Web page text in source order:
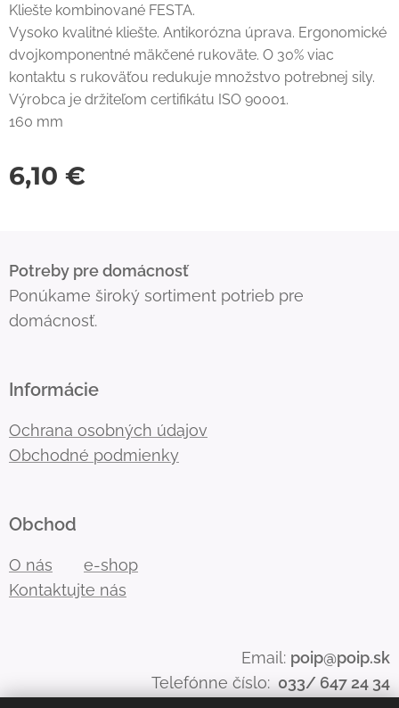
Kliešte kombinované FESTA.
Vysoko kvalitné kliešte. Antikorózna úprava. Ergonomické
dvojkomponentné mäkčené rukoväte. O 30% viac
kontaktu s rukoväťou redukuje množstvo potrebnej sily.
Výrobca je držiteľom certifikátu ISO 90001.
160 mm
6,10 €
Potreby pre domácnosť
Ponúkame široký sortiment potrieb pre
domácnosť.
Informácie
Ochrana osobných údajov
Obchodné podmienky
Obchod
O nás
e-shop
Kontaktujte nás
Email: poip@poip.sk
Telefónne číslo: 033/ 647 24 34